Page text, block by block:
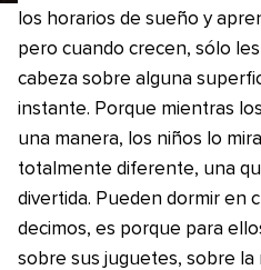
los horarios de sueño y
pero cuando crecen, sólo
cabeza sobre alguna
instante. Porque mientras
una manera, los niños lo
totalmente diferente, una
divertida. Pueden dormir en
decimos, es porque para
sobre sus juguetes, sobre la